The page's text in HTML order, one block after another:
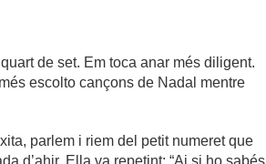
de set. Em toca anar més diligent.
escolto cançons de Nadal mentre
parlem i riem del petit numeret que
d’ahir. Ella va repetint: “Ai si ho sabés